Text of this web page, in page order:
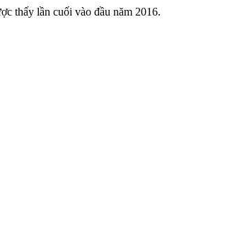
thấy lần cuối vào đầu năm 2016.